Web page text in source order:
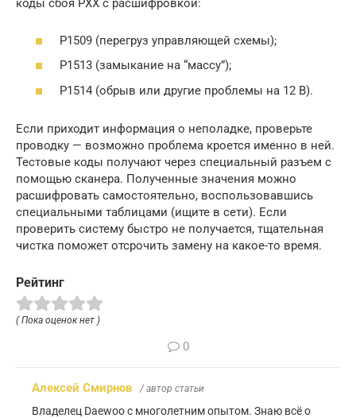
коды сбоя РХХ с расшифровкой:
Р1509 (перегруз управляющей схемы);
Р1513 (замыкание на “массу”);
Р1514 (обрыв или другие проблемы на 12 В).
Если приходит информация о неполадке, проверьте
проводку — возможно проблема кроется именно в ней.
Тестовые коды получают через специальный разъем с
помощью сканера. Полученные значения можно
расшифровать самостоятельно, воспользовавшись
специальными таблицами (ищите в сети). Если
проверить систему быстро не получается, тщательная
чистка поможет отсрочить замену на какое-то время.
Рейтинг
( Пока оценок нет )
0
Алексей Смирнов / автор статьи
Владелец Daewoo с многолетним опытом. Знаю всё о